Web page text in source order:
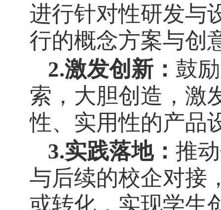
进行针对性研发与
行的概念方案与创
2.激发创新： 鼓
索，大胆创造，激
性、实用性的产品
3.实践落地： 推
与后续的校企对接
或转化，实现学生